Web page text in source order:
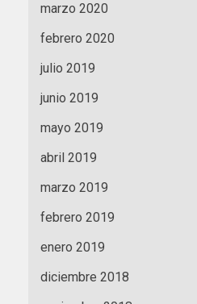
marzo 2020
febrero 2020
julio 2019
junio 2019
mayo 2019
abril 2019
marzo 2019
febrero 2019
enero 2019
diciembre 2018